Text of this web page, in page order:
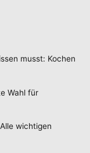
musst: Kochen
Wahl für
wichtigen